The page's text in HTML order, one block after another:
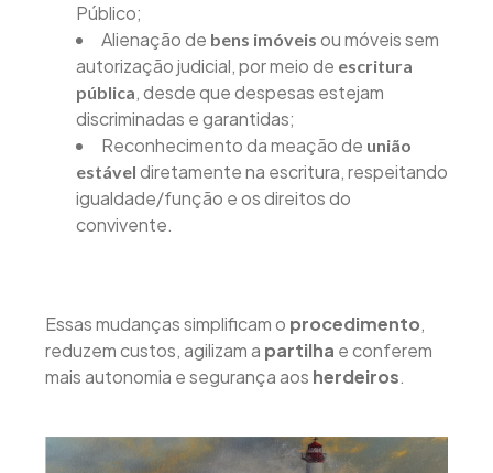
Público;
Alienação de bens imóveis ou móveis sem
autorização judicial, por meio de escritura
pública, desde que despesas estejam
discriminadas e garantidas;
Reconhecimento da meação de união
estável diretamente na escritura, respeitando
igualdade/função e os direitos do
convivente.
Essas mudanças simplificam o procedimento,
reduzem custos, agilizam a partilha e conferem
mais autonomia e segurança aos herdeiros.